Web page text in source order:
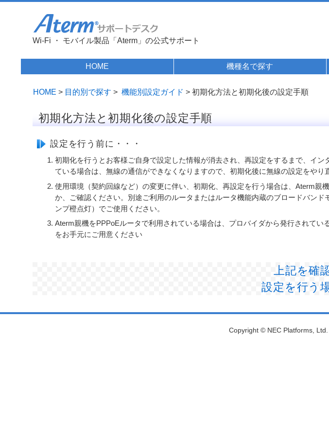
Wi-Fi ・ モバイル製品「Aterm」の公式サポート
HOME 機種名で探す
HOME > 目的別で探す >機能別設定ガイド > 初期化方法と初期化後の設定手順
初期化方法と初期化後の設定手順
設定を行う前に・・・
初期化を行うとお客様ご自身で設定した情報が消去され、再設定をするまで、イ
ている場合は、無線の通信ができなくなりますので、初期化後に無線の設定をやり
使用環境（契約回線など）の変更に伴い、初期化、再設定を行う場合は、Aterm
か、ご確認ください。別途ご利用のルータまたはルータ機能内蔵のブロードバン
ンプ橙点灯）でご使用ください。
Aterm親機をPPPoEルータで利用されている場合は、プロバイダから発行されて
をお手元にご用意ください
上記を確
設定を行う
Copyright © NEC Platforms,